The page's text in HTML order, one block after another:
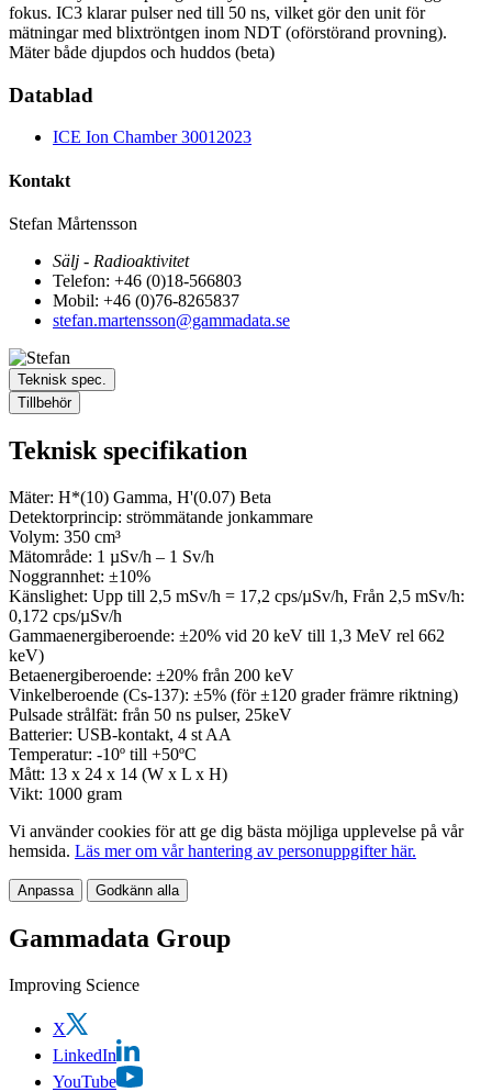
fokus. IC3 klarar pulser ned till 50 ns, vilket gör den unit för
mätningar med blixtröntgen inom NDT (oförstörand provning).
Mäter både djupdos och huddos (beta)
Datablad
ICE Ion Chamber 30012023
Kontakt
Stefan Mårtensson
Sälj - Radioaktivitet
Telefon: +46 (0)18-566803
Mobil: +46 (0)76-8265837
stefan.martensson@gammadata.se
Teknisk spec.
Tillbehör
Teknisk specifikation
Mäter: H*(10) Gamma, H'(0.07) Beta
Detektorprincip: strömmätande jonkammare
Volym: 350 cm³
Mätområde: 1 µSv/h – 1 Sv/h
Noggrannhet: ±10%
Känslighet: Upp till 2,5 mSv/h = 17,2 cps/µSv/h, Från 2,5 mSv/h:
0,172 cps/µSv/h
Gammaenergiberoende: ±20% vid 20 keV till 1,3 MeV rel 662
keV)
Betaenergiberoende: ±20% från 200 keV
Vinkelberoende (Cs-137): ±5% (för ±120 grader främre riktning)
Pulsade strålfät: från 50 ns pulser, 25keV
Batterier: USB-kontakt, 4 st AA
Temperatur: -10º till +50ºC
Mått: 13 x 24 x 14 (W x L x H)
Vikt: 1000 gram
Vi använder cookies för att ge dig bästa möjliga upplevelse på vår
hemsida. Läs mer om vår hantering av personuppgifter här.
Anpassa Godkänn alla
Gammadata Group
Improving Science
X
LinkedIn
YouTube